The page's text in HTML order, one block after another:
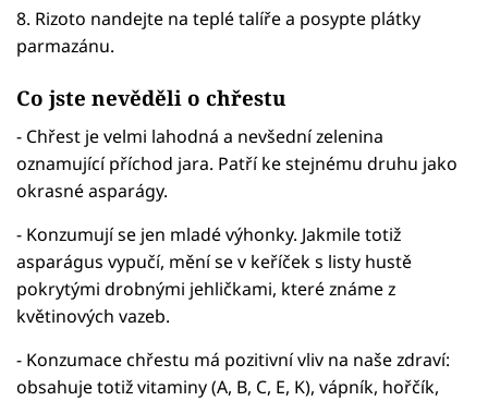
8. Rizoto nandejte na teplé talíře a posypte plátky
parmazánu.
Co jste nevěděli o chřestu
- Chřest je velmi lahodná a nevšední zelenina
oznamující příchod jara. Patří ke stejnému druhu jako
okrasné asparágy.
- Konzumují se jen mladé výhonky. Jakmile totiž
asparágus vypučí, mění se v keříček s listy hustě
pokrytými drobnými jehličkami, které známe z
květinových vazeb.
- Konzumace chřestu má pozitivní vliv na naše zdraví:
obsahuje totiž vitaminy (A, B, C, E, K), vápník, hořčík,